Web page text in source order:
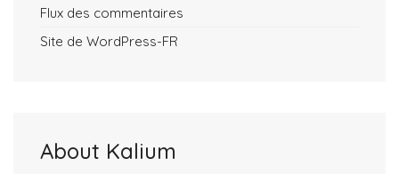
Flux des commentaires
Site de WordPress-FR
About Kalium